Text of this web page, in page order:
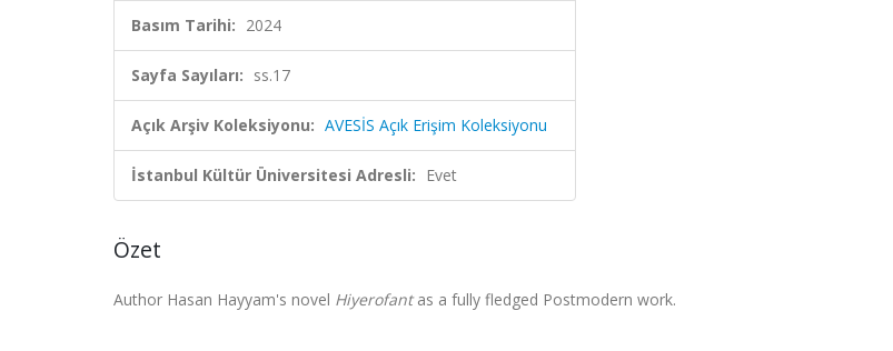
Basım Tarihi: 2024
Sayfa Sayıları: ss.17
Açık Arşiv Koleksiyonu: AVESİS Açık Erişim Koleksiyonu
İstanbul Kültür Üniversitesi Adresli: Evet
Özet
Author Hasan Hayyam's novel Hiyerofantas a fully fledged Postmodern work.